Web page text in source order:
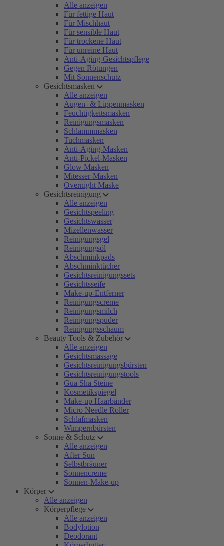
Alle anzeigen
Für fettige Haut
Für Mischhaut
Für sensible Haut
Für trockene Haut
Für unreine Haut
Anti-Aging-Gesichtspflege
Gegen Rötungen
Mit Sonnenschutz
Gesichtsmasken
Alle anzeigen
Augen- & Lippenmasken
Feuchtigkeitsmasken
Reinigungsmasken
Schlammmasken
Tuchmasken
Anti-Aging-Masken
Anti-Pickel-Masken
Glow Masken
Mitesser-Masken
Overnight Maske
Gesichtsreinigung
Alle anzeigen
Gesichtspeeling
Gesichtswasser
Mizellenwasser
Reinigungsgel
Reinigungsöl
Abschminkpads
Abschminktücher
Gesichtsreinigungssets
Gesichtsseife
Make-up-Entferner
Reinigungscreme
Reinigungsmilch
Reinigungspuder
Reinigungsschaum
Beauty Tools & Zubehör
Alle anzeigen
Gesichtsmassage
Gesichtsreinigungsbürsten
Gesichtsreinigungstools
Gua Sha Steine
Kosmetikspiegel
Make-up Haarbänder
Micro Needle Roller
Schlafmasken
Wimpernbürsten
Sonne & Schutz
Alle anzeigen
After Sun
Selbstbräuner
Sonnencreme
Sonnen-Make-up
Körper
Alle anzeigen
Körperpflege
Alle anzeigen
Bodylotion
Deodorant